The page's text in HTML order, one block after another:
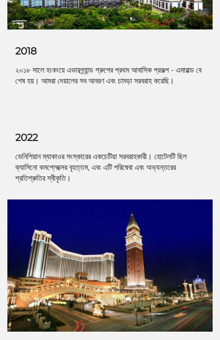
2018
২০১৮ সালে হংকংয়ে এভারগ্র্যান্ড গ্রুপের প্রথম আবাসিক প্রকল্প - এমারাল্ড বে
শেষ হয়। আমরা দেয়ালের সব আবরণ এবং চামড়া সরবরাহ করেছি।
2022
ভেনিশিয়ান ম্যাকাওর সংস্কারের একচেটিয়া সরবরাহকারী। হোটেলটি ছিল
ক্যাসিনো কমপ্লেক্সের বৃহত্তম, এবং এটি পরিষেবা এবং অভ্যন্তরের
প্রতিশ্রুতির স্বীকৃতি।